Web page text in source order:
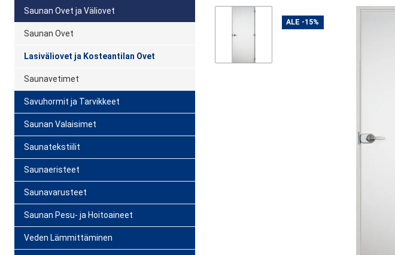
Saunan Ovet ja Väliovet
Saunan Ovet
Lasiväliovet ja Kosteantilan Ovet
Saunavetimet
Savuhormit ja Tarvikkeet
Saunan Valaisimet
Saunatekstiilit
Saunaeristeet
Saunavarusteet
Saunan Pesu- ja Hoitoaineet
Veden Lämmittäminen
ALE -15%